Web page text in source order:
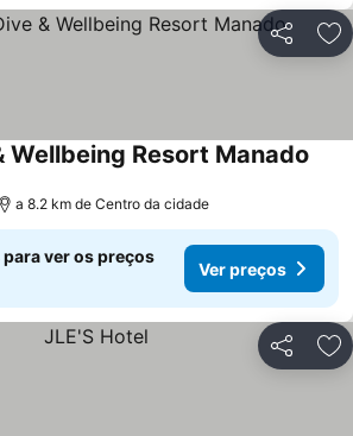
Partilhar
Wellbeing Resort Manado
a 8.2 km de Centro da cidade
ver os preços
Ver preços
Partilhar